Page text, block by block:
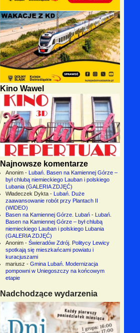
Kino Wawel
Najnowsze komentarze
Anonim-
Lubań. Basen na Kamiennej Górze –
był chlubą niemieckiego Lauban i polskiego
Lubania (GALERIA ZDJĘĆ)
Władeczek Dykta-
Lubań. Duże
zaawansowanie robót przy Plantach II
(WIDEO)
Basen na Kamiennej Górze. Lubań-
Lubań.
Basen na Kamiennej Górze – był chlubą
niemieckiego Lauban i polskiego Lubania
(GALERIA ZDJĘĆ)
Anonim- Świeradów Zdrój. Politycy Lewicy
spotkają się mieszkańcami powiatu i
kuracjuszami
mariusz - Gmina Lubań. Modernizacja
pompowni w Uniegoszczy na końcowym
etapie
Nadchodzące wydarzenia